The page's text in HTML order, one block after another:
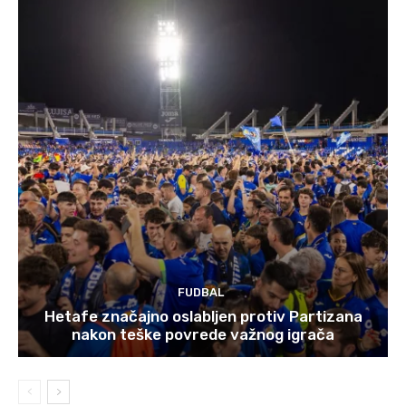
FUDBAL
Hetafe značajno oslabljen protiv Partizana
nakon teške povrede važnog igrača